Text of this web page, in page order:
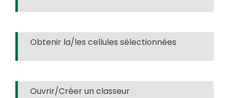
Obtenir la/les cellules sélectionnées
Ouvrir/Créer un classeur